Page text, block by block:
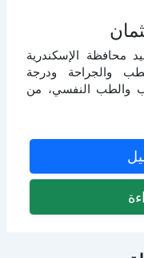
محافظة الإسكندرية
والجراحة ودرجة
والطب النفسي، من